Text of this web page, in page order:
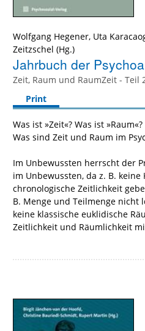
Wolfgang Hegener, Uta
Zeitzschel
Jahrbuch der
Zeit, Raum und RaumZeit - Teil
Print
Was ist »Zeit«? Was ist
Was sind Zeit und Raum im
Im Unbewussten herrscht der
im Unbewussten, da z. B.
chronologische Zeitlichkeit
B. Menge und Teilmenge nicht
keine klassische euklidische
Zeitlichkeit und Räumlichkeit